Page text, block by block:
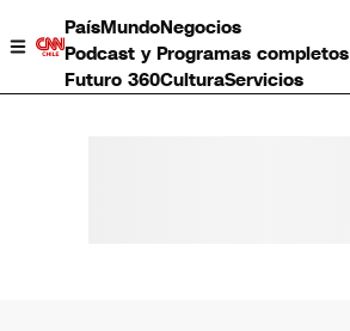
PaísMundoNegocios
Podcast y Programas completos
Futuro 360CulturaServicios